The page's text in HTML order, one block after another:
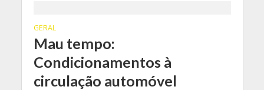
GERAL
Mau tempo:
Condicionamentos à
circulação automóvel